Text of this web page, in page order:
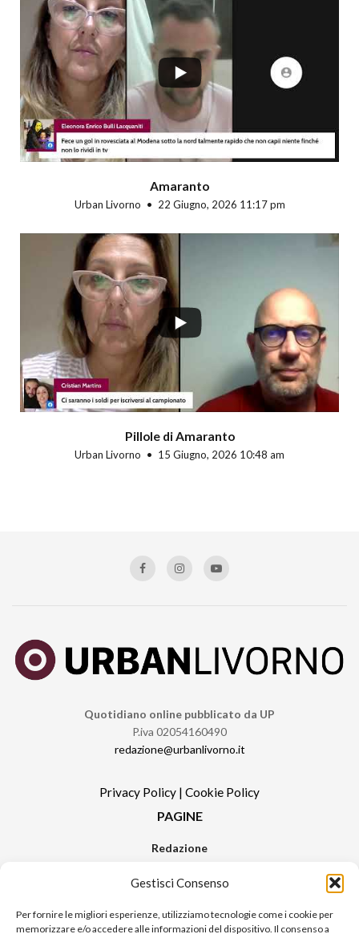
Gestisci Consenso
Per fornire le migliori esperienze, utilizziamo tecnologie come i cookie per
memorizzare e/o accedere alle informazioni del dispositivo. Il consenso a
Amaranto
Urban Livorno 22 Giugno, 2026 11:17 pm
Pillole di Amaranto
Urban Livorno 15 Giugno, 2026 10:48 am
Quotidiano online pubblicato da UP
P.iva 02054160490
redazione@urbanlivorno.it
Privacy Policy | Cookie Policy
PAGINE
Redazione
Pubblicità
Sitemap